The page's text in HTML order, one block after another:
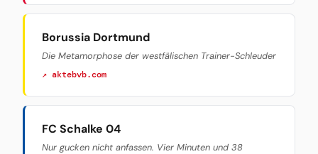
Borussia Dortmund
Die Metamorphose der westfälischen Trainer-Schleuder
↗ aktebvb.com
FC Schalke 04
Nur gucken nicht anfassen. Vier Minuten und 38